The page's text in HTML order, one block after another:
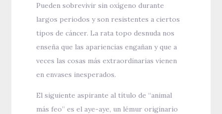
Pueden sobrevivir sin oxígeno durante
largos periodos y son resistentes a ciertos
tipos de cáncer. La rata topo desnuda nos
enseña que las apariencias engañan y que a
veces las cosas más extraordinarias vienen
en envases inesperados.
El siguiente aspirante al título de “animal
más feo” es el aye-aye, un lémur originario